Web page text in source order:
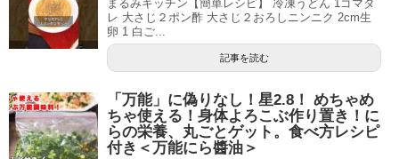
まるみキッチン【簡単レシピ】 冷凍うどん 1ゴマダ
レ 大さじ２ポン酢 大さじ２おろしニンニク 2cm生
卵 1 白ご...
記事を読む
「万能」に偽りなし！星2.8！ めちゃめ
ちゃ使える！身体よろこぶ作り置き！に
らの栄養、丸ごとゲット。食べ方レシピ
付き＜万能にら醬油＞